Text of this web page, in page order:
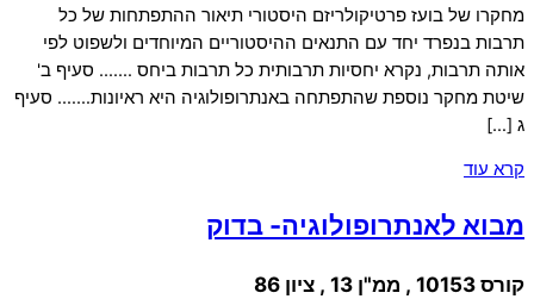
מחקרו של בועז פרטיקולריזם היסטורי תיאור ההתפתחות של כל
תרבות בנפרד יחד עם התנאים ההיסטוריים המיוחדים ולשפוט לפי
אותה תרבות, נקרא יחסיות תרבותית כל תרבות ביחס ……. סעיף ב'
שיטת מחקר נוספת שהתפתחה באנתרופולוגיה היא ראיונות……. סעיף
ג […]
קרא עוד
מבוא לאנתרופולוגיה- בדוק
קורס 10153 , ממ"ן 13 , ציון 86